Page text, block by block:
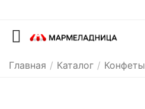
Главная / Каталог / Конфеты